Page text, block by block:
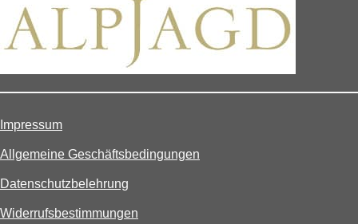
Impressum
Allgemeine Geschäftsbedingungen
Datenschutzbelehrung
Widerrufsbestimmungen